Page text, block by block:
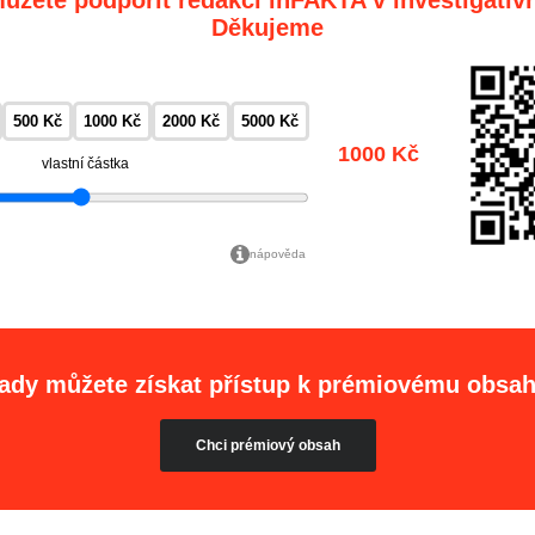
Děkujeme
500 Kč 1000 Kč 2000 Kč 5000 Kč
vlastní částka 1000 Kč
nápověda
můžete získat přístup k prémiovému
Chci prémiový obsah